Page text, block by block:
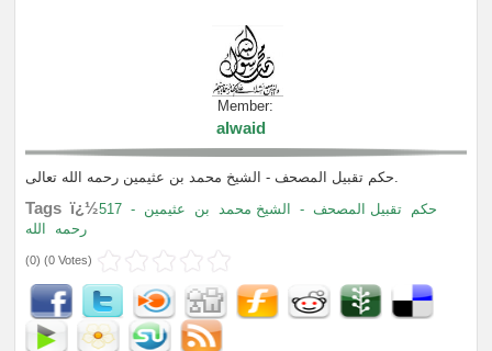
Member:
alwaid
حكم تقبيل المصحف - الشيخ محمد بن عثيمين رحمه الله تعالى.
Tags ï¿½517 - حكم تقبيل المصحف - الشيخ محمد بن
عثيمين
رحمه
الله
(0) (0 Votes)